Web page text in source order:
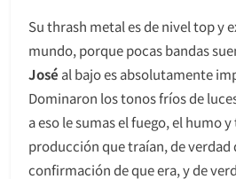
Su thrash metal es de nivel top y
mundo, porque pocas bandas
José al bajo es absolutamente
Dominaron los tonos fríos de
a eso le sumas el fuego, el humo
producción que traían, de verdad
confirmación de que era, y de